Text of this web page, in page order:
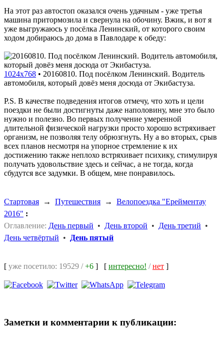
На этот раз автостоп оказался очень удачным - уже третья
машина притормозила и свернула на обочину. Вжик, и вот я
уже выгружаюсь у посёлка Ленинский, от которого своим
ходом добираюсь до дома в Павлодаре к обеду:
1024x768 • 20160810. Под посёлком Ленинский. Водитель
автомобиля, который довёз меня досюда от Экибастуза.
P.S. В качестве подведения итогов отмечу, что хоть и цели
поездки не были достигнуты даже наполовину, мне это было
нужно и полезно. Во первых получение умеренной
длительной физической нагрузки просто хорошо встряхивает
организм, не позволяя телу обрюзгнуть. Ну а во вторых, срыв
всех планов несмотря на упорное стремление к их
достижению также неплохо встряхивает психику, стимулируя
получать удовольствие здесь и сейчас, а не тогда, когда
сбудутся все задумки. В общем, мне понравилось.
Стартовая → Путешествия → Велопоездка "Ерейментау
2016" :
Оглавление: День первый • День второй • День третий •
День четвёртый • День пятый
[ уже посетило: 19529 /+6 ] [ интересно! /нет ]
Заметки и комментарии к публикации: